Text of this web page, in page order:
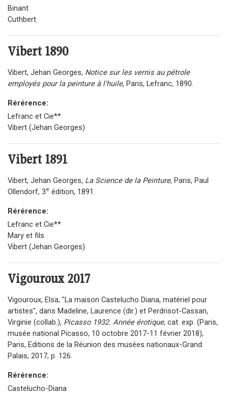
Binant
Cuthbert
Vibert1890
Vibert, Jehan Georges, Notice sur les vernis au pétrole
employés pour la peinture à l'huile, Paris, Lefranc, 1890.
Rérérence:
Lefranc et Cie**
Vibert (Jehan Georges)
Vibert1891
Vibert, Jehan Georges, La Science de la Peinture, Paris, Paul
Ollendorf, 3e édition, 1891.
Rérérence:
Lefranc et Cie**
Mary et fils
Vibert (Jehan Georges)
Vigouroux2017
Vigouroux, Elsa, "La maison Castelucho Diana, matériel pour
artistes", dans Madeline, Laurence (dir.) et Perdrisot-Cassan,
Virginie (collab.), Picasso 1932. Année érotique, cat. exp. (Paris,
musée national Picasso, 10 octobre 2017-11 février 2018),
Paris, Editions de la Réunion des musées nationaux-Grand
Palais, 2017, p. 126.
Rérérence:
Castelucho-Diana